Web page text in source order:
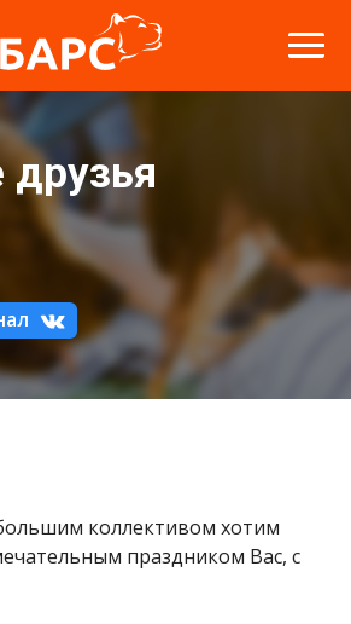
друзья
коллективом хотим
праздником Вас, с